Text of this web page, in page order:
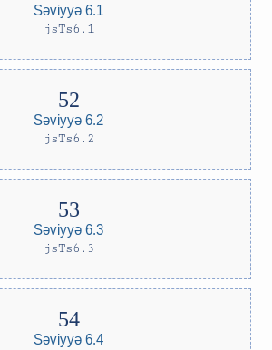
Səviyyə 6.1
jsTs6.1
Səviyyə 6.2
jsTs6.2
Səviyyə 6.3
jsTs6.3
Səviyyə 6.4